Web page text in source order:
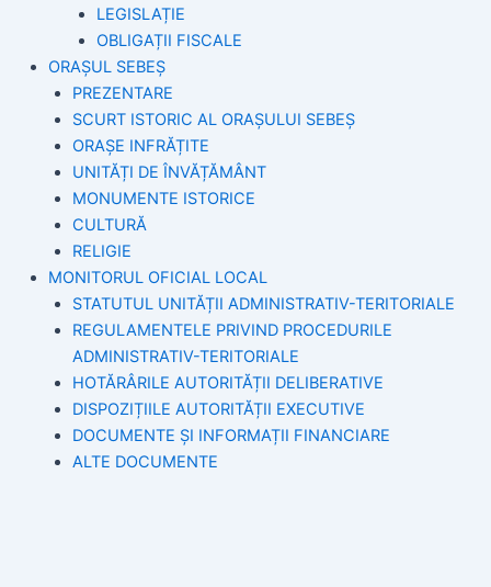
LEGISLAȚIE
OBLIGAȚII FISCALE
ORAȘUL SEBEȘ
PREZENTARE
SCURT ISTORIC AL ORAȘULUI SEBEȘ
ORAȘE INFRĂȚITE
UNITĂȚI DE ÎNVĂȚĂMÂNT
MONUMENTE ISTORICE
CULTURĂ
RELIGIE
MONITORUL OFICIAL LOCAL
STATUTUL UNITĂȚII ADMINISTRATIV-TERITORIALE
REGULAMENTELE PRIVIND PROCEDURILE
ADMINISTRATIV-TERITORIALE
HOTĂRÂRILE AUTORITĂȚII DELIBERATIVE
DISPOZIȚIILE AUTORITĂȚII EXECUTIVE
DOCUMENTE ȘI INFORMAȚII FINANCIARE
ALTE DOCUMENTE